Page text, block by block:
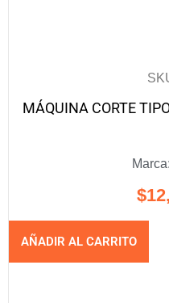
MÁQUINA CORTE
Marca:
$
AÑADIR AL CARRITO